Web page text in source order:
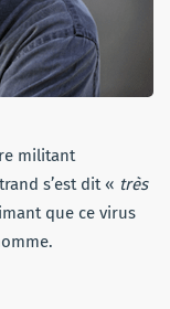
militant
s’est dit « très
que ce virus